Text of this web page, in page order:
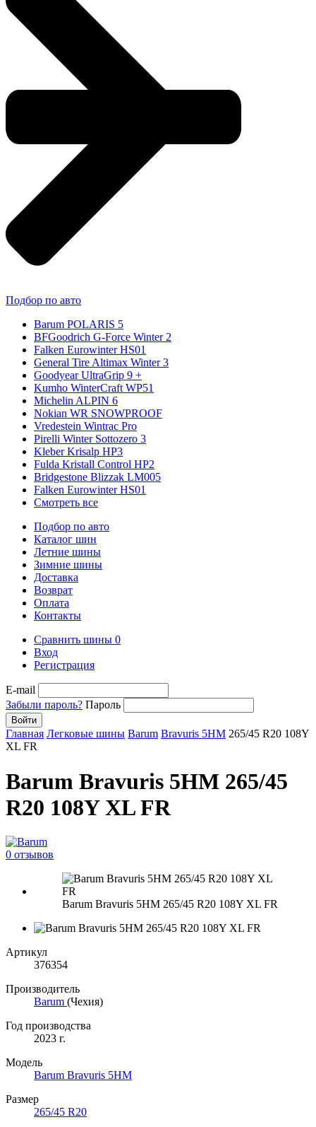
Подбор по авто
Barum POLARIS 5
BFGoodrich G-Force Winter 2
Falken Eurowinter HS01
General Tire Altimax Winter 3
Goodyear UltraGrip 9 +
Kumho WinterCraft WP51
Michelin ALPIN 6
Nokian WR SNOWPROOF
Vredestein Wintrac Pro
Pirelli Winter Sottozero 3
Kleber Krisalp HP3
Fulda Kristall Control HP2
Bridgestone Blizzak LM005
Falken Eurowinter HS01
Смотреть все
Подбор по авто
Каталог шин
Летние шины
Зимние шины
Доставка
Возврат
Оплата
Контакты
Сравнить шины 0
Вход
Регистрация
E-mail
Забыли пароль? Пароль
Войти
Главная Легковые шины Barum Bravuris 5HM 265/45 R20 108Y
XL FR
Barum Bravuris 5HM 265/45
R20 108Y XL FR
0 отзывов
Barum Bravuris 5HM 265/45 R20 108Y XL FR
Артикул
376354
Производитель
Barum (Чехия)
Год производства
2023 г.
Модель
Barum Bravuris 5HM
Размер
265/45 R20